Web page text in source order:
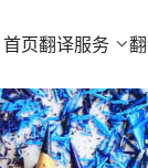
首页翻译服务